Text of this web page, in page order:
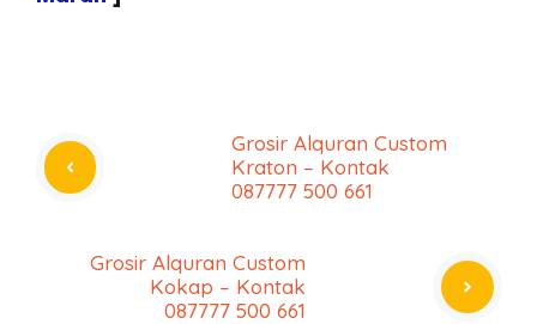
Grosir Alquran Custom
Kraton – Kontak
087777 500 661
Grosir Alquran Custom
Kokap – Kontak
087777 500 661